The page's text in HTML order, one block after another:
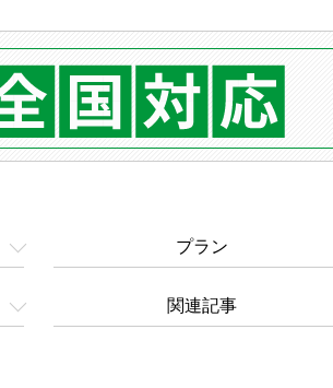
プラン
関連記事